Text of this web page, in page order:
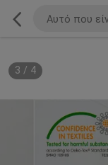
3 / 4